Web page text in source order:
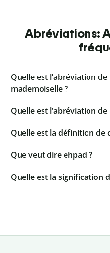
Abréviations:
Quelle est l’abréviation
mademoiselle ?
Quelle est l’abréviation de
Quelle est la définition de
Que veut dire ehpad ?
Quelle est la signification